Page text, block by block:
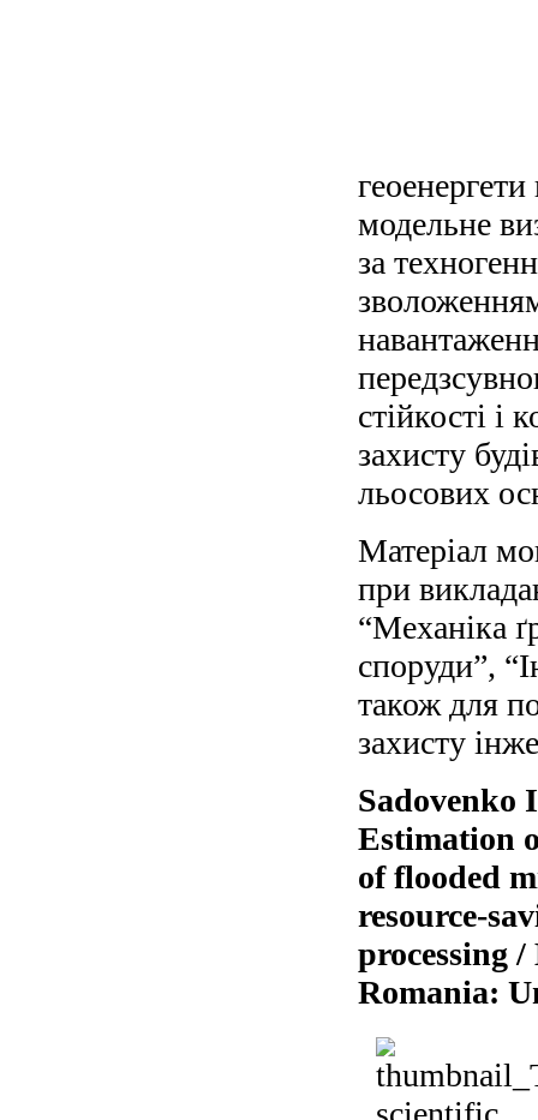
модельне
за
стійкості
захисту
льосових
Матеріал
при
“Механіка
споруди”,
також для
захисту
Sadovenko
Estimation
of flooded
resource-
processing
Romania: